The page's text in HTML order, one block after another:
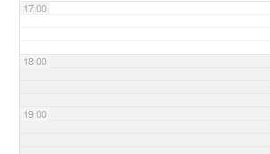
17:00
18:00
19:00